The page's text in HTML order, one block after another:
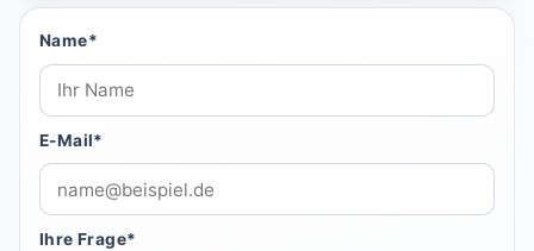
Name*
E-Mail*
Ihre Frage*